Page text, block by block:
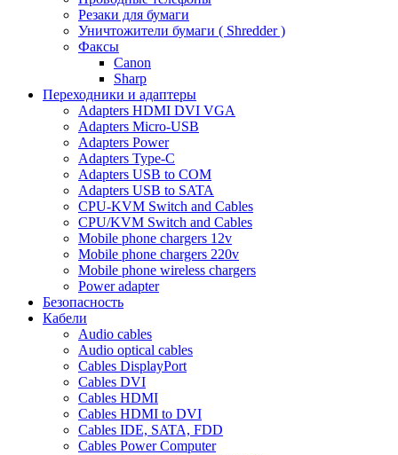
Резаки для бумаги
Уничтожители бумаги ( Shredder )
Факсы
Canon
Sharp
Переходники и адаптеры
Adapters HDMI DVI VGA
Adapters Micro-USB
Adapters Power
Adapters Type-C
Adapters USB to COM
Adapters USB to SATA
CPU-KVM Switch and Cables
CPU/KVM Switch and Cables
Mobile phone chargers 12v
Mobile phone chargers 220v
Mobile phone wireless chargers
Power adapter
Безопасность
Кабели
Audio cables
Audio optical cables
Cables DisplayPort
Cables DVI
Cables HDMI
Cables HDMI to DVI
Cables IDE, SATA, FDD
Cables Power Computer